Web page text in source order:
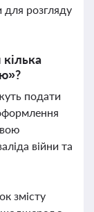
для розгляду
подати
війни та
змісту